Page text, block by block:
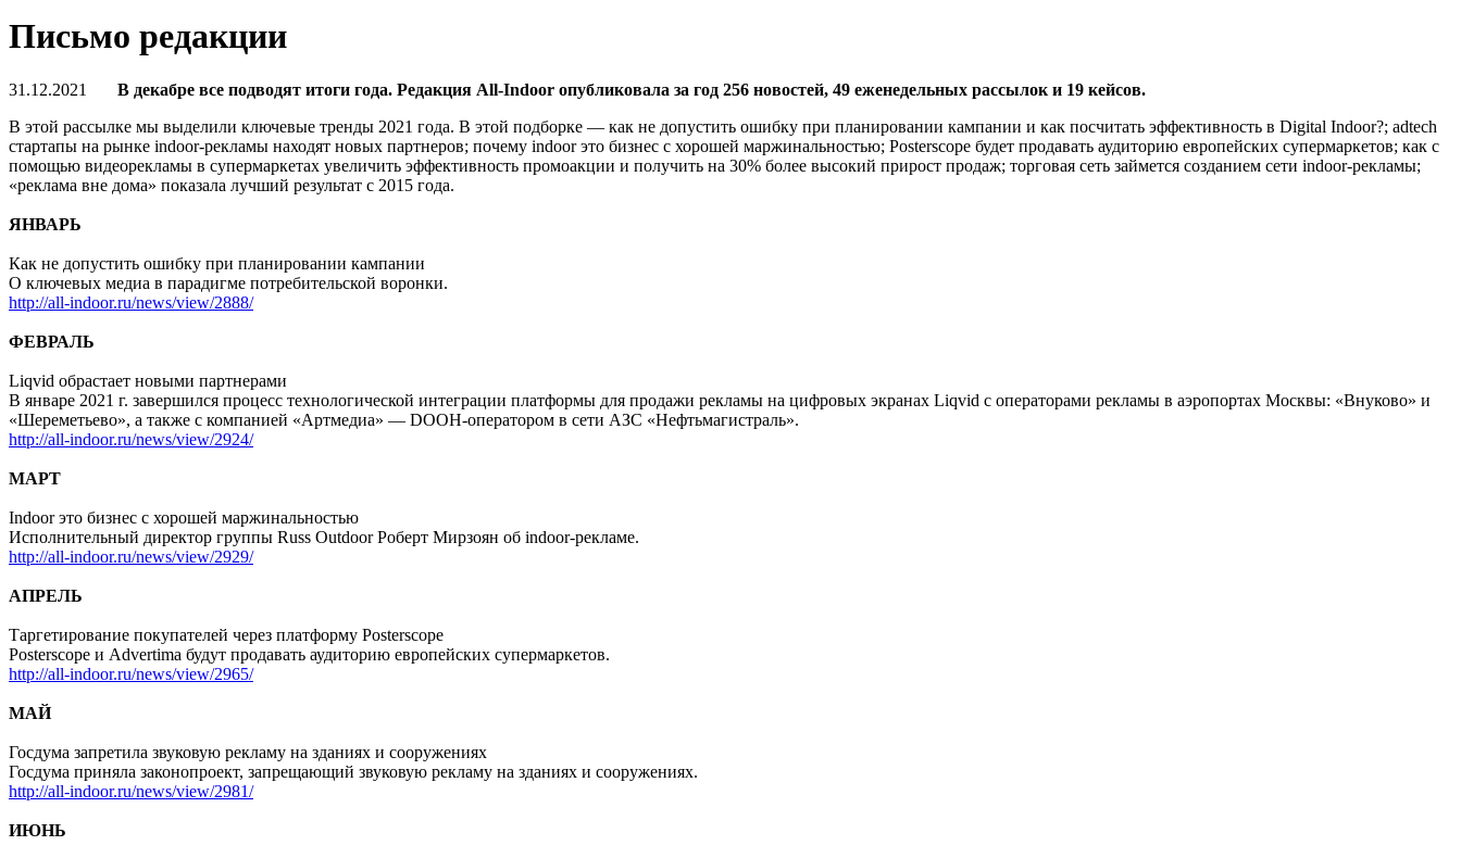
Письмо редакции
31.12.2021
В декабре все подводят итоги года. Редакция All-Indoor опубликовала за год 256 новостей, 49 еженедельных рассылок и 19 кейсов.
В этой рассылке мы выделили ключевые тренды 2021 года. В этой подборке — как не допустить ошибку при планировании кампании и как посчитать эффективность в Digital Indoor?; adtech
стартапы на рынке indoor-рекламы находят новых партнеров; почему indoor это бизнес с хорошей маржинальностью; Posterscope будет продавать аудиторию европейских супермаркетов; как с
помощью видеорекламы в супермаркетах увеличить эффективность промоакции и получить на 30% более высокий прирост продаж; торговая сеть займется созданием сети indoor-рекламы;
«реклама вне дома» показала лучший результат с 2015 года.
ЯНВАРЬ
Как не допустить ошибку при планировании кампании
О ключевых медиа в парадигме потребительской воронки.
http://all-indoor.ru/news/view/2888/
ФЕВРАЛЬ
Liqvid обрастает новыми партнерами
В январе 2021 г. завершился процесс технологической интеграции платформы для продажи рекламы на цифровых экранах Liqvid с операторами рекламы в аэропортах Москвы: «Внуково» и
«Шереметьево», а также с компанией «Артмедиа» — DOOH-оператором в сети АЗС «Нефтьмагистраль».
http://all-indoor.ru/news/view/2924/
МАРТ
Indoor это бизнес с хорошей маржинальностью
Исполнительный директор группы Russ Outdoor Роберт Мирзоян об indoor-рекламе.
http://all-indoor.ru/news/view/2929/
АПРЕЛЬ
Таргетирование покупателей через платформу Posterscope
Posterscope и Advertima будут продавать аудиторию европейских супермаркетов.
http://all-indoor.ru/news/view/2965/
МАЙ
Госдума запретила звуковую рекламу на зданиях и сооружениях
Госдума приняла законопроект, запрещающий звуковую рекламу на зданиях и сооружениях.
http://all-indoor.ru/news/view/2981/
ИЮНЬ